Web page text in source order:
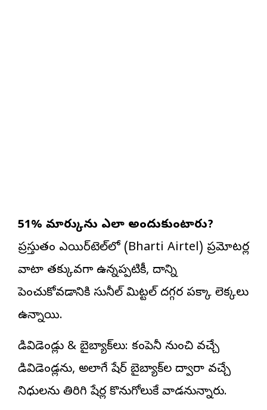
51% మార్కును ఎలా అందుకుంటారు?
ప్రస్తుతం ఎయిర్‌టెల్‌లో (Bharti Airtel) ప్రమోటర్ల
వాటా తక్కువగా ఉన్నప్పటికీ, దాన్ని
పెంచుకోవడానికి సునీల్ మిట్టల్ దగ్గర పక్కా లెక్కలు
ఉన్నాయి.
డివిడెండ్లు & బైబ్యాక్‌లు: కంపెనీ నుంచి వచ్చే
డివిడెండ్లను, అలాగే షేర్ బైబ్యాక్‌ల ద్వారా వచ్చే
నిధులను తిరిగి షేర్ల కొనుగోలుకే వాడనున్నారు.